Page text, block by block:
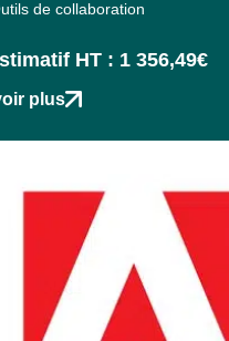
de collaboration
HT : 1 356,49€
plus